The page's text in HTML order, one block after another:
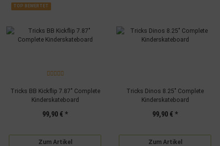
TOP BEWERTET
Tricks BB Kickflip 7.87" Complete
Kinderskateboard
99,90 € *
Zum Artikel
Tricks Dinos 8.25" Complete
Kinderskateboard
99,90 € *
Zum Artikel
Verwendung genauer Standortdaten
Endgeräteeigenschaften zur Identifikation aktiv abfragen